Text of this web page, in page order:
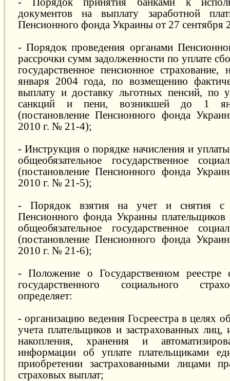
документов на выплату заработной
Пенсионного фонда Украины от 27
- Порядок проведения органами
рассрочки сумм задолженности по уплате
государственное пенсионное страхование,
января 2004 года, по возмещению
выплату и доставку льготных пенсий, по
санкций и пени, возникшей до 1
(постановление Пенсионного фонда
2010 г. № 21-4);
- Инструкция о порядке начисления и
общеобязательное государственное
(постановление Пенсионного фонда
2010 г. № 21-5);
- Порядок взятия на учет и снятия с
Пенсионного фонда Украины плательщиков
общеобязательное государственное
(постановление Пенсионного фонда
2010 г. № 21-6);
- Положение о Государственном реестре
государственного социального
определяет:
- организацию ведения Госреестра в целях
учета плательщиков и застрахованных лиц,
накопления, хранения и
информации об уплате плательщиками
приобретении застрахованными лицами
страховых выплат;